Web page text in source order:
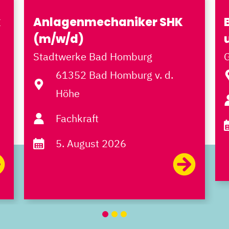
Anlagenmechaniker SHK
(m/w/d)
Stadtwerke Bad Homburg
61352 Bad Homburg v. d.
Höhe
Fachkraft
5. August 2026